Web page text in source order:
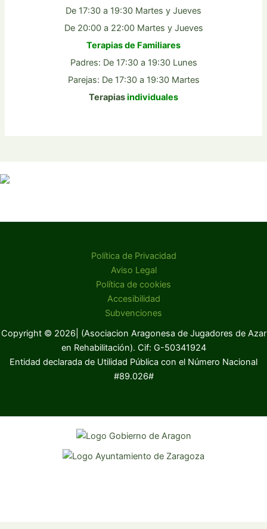
De 17:30 a 19:30 Martes y Jueves
De 20:00 a 22:00 Martes y Jueves
Terapias de Familiares
Padres: De 17:30 a 19:30 Lunes
Parejas: De 17:30 a 19:30 Martes
Terapiasindividuales
Política de Privacidad
Aviso Legal
Política de cookies
Accesibilidad
Subvenciones
Copyright © 2026| (Asociacion Aragonesa de Jugadores de Azar
en Rehabilitación). Cif: G-50341924
Entidad declarada de Utilidad Pública con el Número Nacional
#89.026#